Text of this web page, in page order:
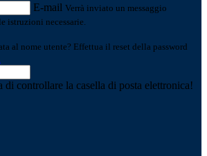
E-mail Verrà inviato un messaggio
istruzioni necessarie.
al nome utente? Effettua il reset della password
di controllare la casella di posta elettronica!